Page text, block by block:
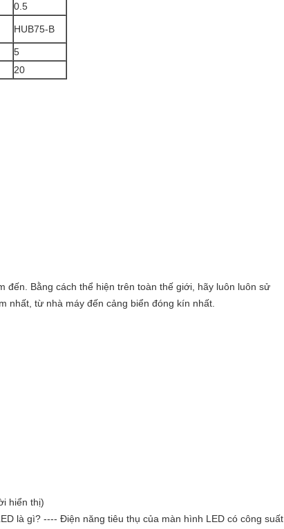
0.5
HUB75-B
5
20
đến.
Bằng cách thể hiện trên toàn thế giới, hãy luôn luôn sử
nhất, từ nhà máy đến cảng biển đóng kín nhất.
hiển thị)
là gì? ---- Điện năng tiêu thụ của màn hình LED có công suất